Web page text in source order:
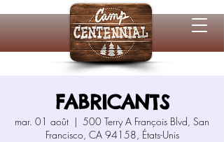
FABRICANTS
mar. 01 août
  |
500 Terry A François Blvd, San
Francisco, CA 94158, États-Unis